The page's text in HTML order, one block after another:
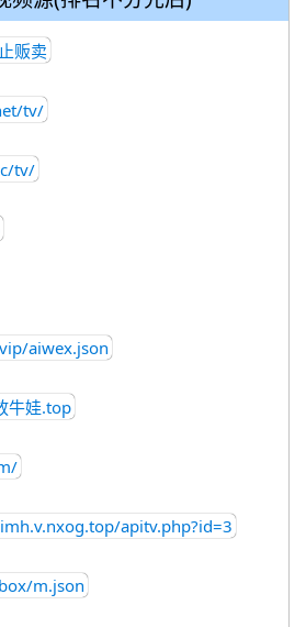
贩卖
tv/
tv/
aiwex.json
牛娃.top
apitv.php?id=3
m.json